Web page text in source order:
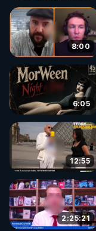
8:00
6:05
12:55
2:25:21